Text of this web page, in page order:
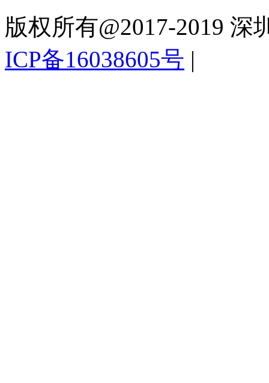
版权所有@2017-2019
ICP备16038605号 |